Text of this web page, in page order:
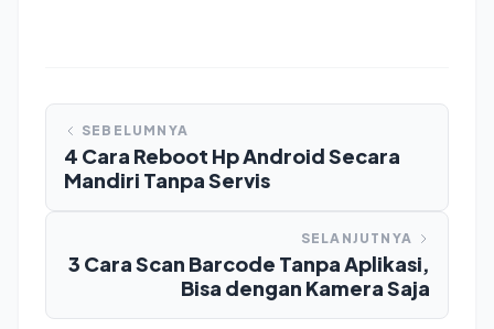
SEBELUMNYA
4 Cara Reboot Hp Android Secara
Mandiri Tanpa Servis
SELANJUTNYA
3 Cara Scan Barcode Tanpa Aplikasi,
Bisa dengan Kamera Saja